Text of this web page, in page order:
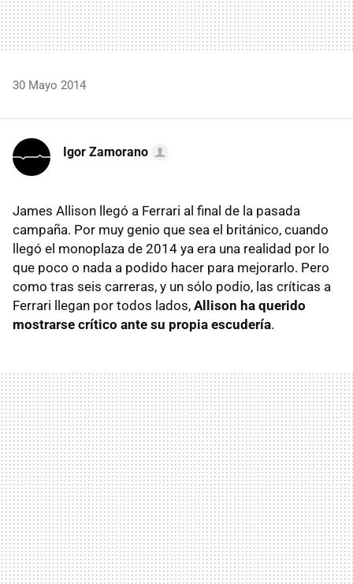
30 Mayo 2014
Igor Zamorano
James Allison llegó a Ferrari al final de la pasada
campaña. Por muy genio que sea el británico, cuando
llegó el monoplaza de 2014 ya era una realidad por lo
que poco o nada a podido hacer para mejorarlo. Pero
como tras seis carreras, y un sólo podio, las críticas a
Ferrari llegan por todos lados, Allison ha querido
mostrarse crítico ante su propia escudería.